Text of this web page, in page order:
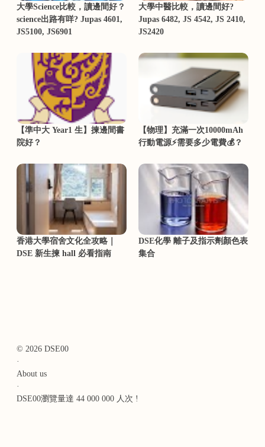
大學Science比較，讀邊間好？
science出路有咩? Jupas 4601,
JS5100, JS6901
大學中醫比較，讀邊間好?
Jupas 6482, JS 4542, JS 2410,
JS2420
【準中大 Year1 生】揀邊間書
院好？
【物理】充滿一次10000mAh
行動電源⚡需要多少電費💰？
香港大學宿舍文化全攻略｜
DSE 新生揀 hall 必看指南
DSE化學 離子及指示劑顏色表
集合
© 2026 DSE00
·
About us
·
DSE00瀏覽量達 44 000 000 人次 !